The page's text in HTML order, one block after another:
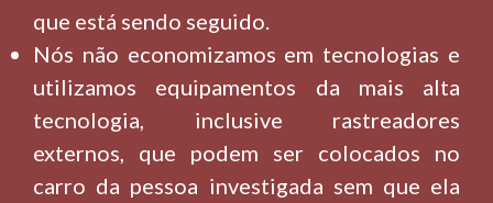
que está sendo seguido.
Nós não economizamos em tecnologias e
utilizamos equipamentos da mais alta
tecnologia, inclusive rastreadores
externos, que podem ser colocados no
carro da pessoa investigada sem que ela